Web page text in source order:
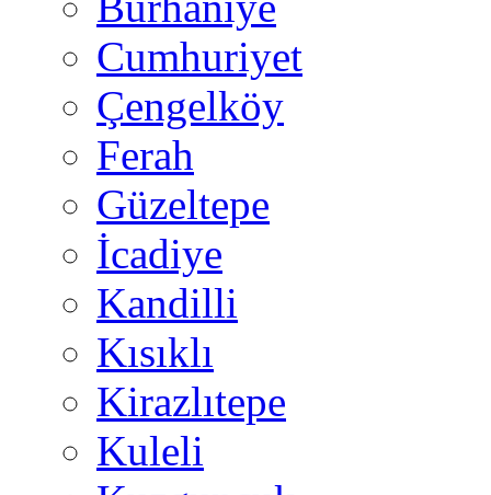
Cumhuriyet
Çengelköy
Ferah
Güzeltepe
İcadiye
Kandilli
Kısıklı
Kirazlıtepe
Kuleli